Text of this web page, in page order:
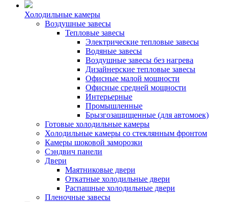
Холодильные камеры
Воздушные завесы
Тепловые завесы
Электрические тепловые завесы
Водяные завесы
Воздушные завесы без нагрева
Дизайнерские тепловые завесы
Офисные малой мощности
Офисные средней мощности
Интерьерные
Промышленные
Брызгозащищенные (для автомоек)
Готовые холодильные камеры
Холодильные камеры со стеклянным фронтом
Камеры шоковой заморозки
Сэндвич панели
Двери
Маятниковые двери
Откатные холодильные двери
Распашные холодильные двери
Пленочные завесы